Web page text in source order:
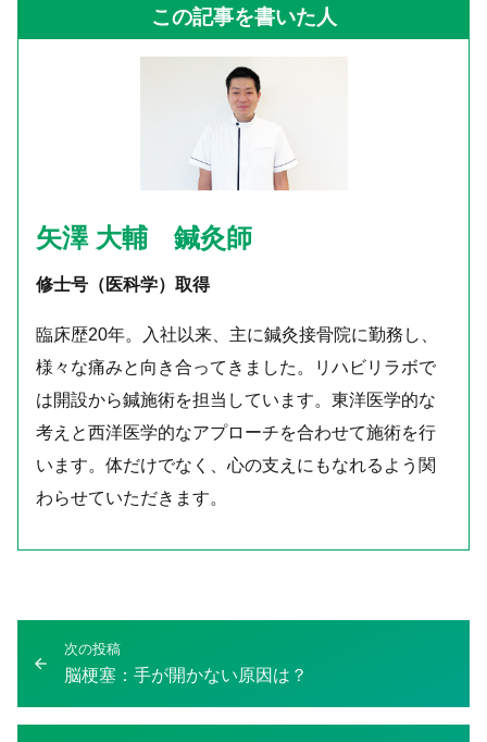
この記事を書いた人
矢澤 大輔 鍼灸師
修士号（医科学）取得
臨床歴20年。入社以来、主に鍼灸接骨院に勤務し、
様々な痛みと向き合ってきました。リハビリラボで
は開設から鍼施術を担当しています。東洋医学的な
考えと西洋医学的なアプローチを合わせて施術を行
います。体だけでなく、心の支えにもなれるよう関
わらせていただきます。
ビ
次の投稿
投
脳梗塞：手が開かない原因は？